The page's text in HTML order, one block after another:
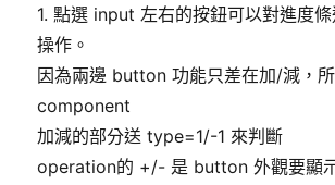
1. 點選 input 左右的按鈕可以對進度
操作。
因為兩邊 button 功能只差在加/減，
component
加減的部分送 type=1/-1 來判斷
operation的 +/- 是 button 外觀要顯